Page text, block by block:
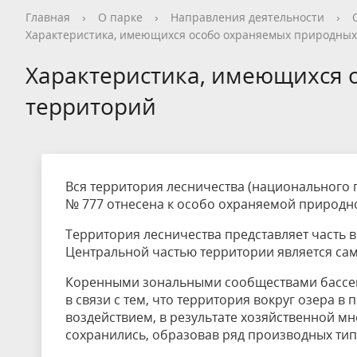
Общая информация История
Заказник «Ярославский»
Волонтерство
Опрос посетителей перед
посещением национального парка
Опрос
Как добраться Правила
Ограничение на вылов рыбы
Общая информация История
Стоимость посещения
Новости
Обращение с отходами
Вакансии
Видеогалерея
Контакты, реквизиты Вопрос -
Общая информация
Общая информация
Общая информация
Дом и семья Варенцовых
Общая информация Научная
Общая информация Редкие и
Красная книга
Общая информация Новости
Гостевой дом Дом типа
Главная › О парке › Направления деятельности ›
Характеристика, имеющихся особо охраняемых
Характеристика,
территорий
Вся территория лесничества
№ 777 отнесена к особо охраняемой
Территория лесничества представляет
Центральной частью территории является
Коренными зональными сообществами
в связи с тем, что территория вокруг озера
воздействием, в результате хозяйственной
сохранились, образовав ряд производных